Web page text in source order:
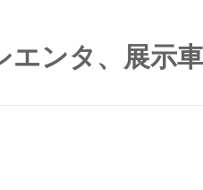
エンタ、展示